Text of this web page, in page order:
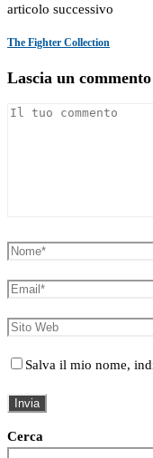
articolo successivo
The Fighter Collection
Lascia un commento
Salva il mio nome,
Cerca